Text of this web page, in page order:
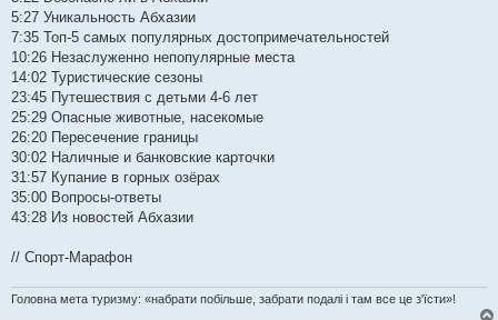
5:27 Уникальность Абхазии
7:35 Топ-5 самых популярных достопримечательностей
10:26 Незаслуженно непопулярные места
14:02 Туристические сезоны
23:45 Путешествия с детьми 4-6 лет
25:29 Опасные животные, насекомые
26:20 Пересечение границы
30:02 Наличные и банковские карточки
31:57 Купание в горных озёрах
35:00 Вопросы-ответы
43:28 Из новостей Абхазии
// Спорт-Марафон
Головна мета туризму: «набрати побільше, забрати подалі і там все це з'їсти»!